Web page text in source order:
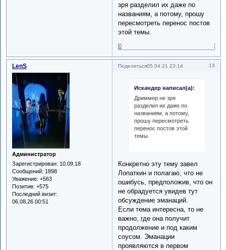
зря разделил их даже по
названиям, а потому, прошу
пересмотреть перенос постов
этой темы.
0
Поделиться 13
05.04.21 23:14
LenS
Администратор
Зарегистрирован: 10.09.18
Сообщений: 1898
Уважение: +563
Позитив: +575
Последний визит:
06.08.26 00:51
Искандер написал(а):
Дриммер не зря
разделил их даже по
названиям, а потому,
прошу пересмотреть
перенос постов этой
темы.
Конкретно эту тему завел
Лопаткин и полагаю, что не
ошибусь, предположив, что он
не обрадуется увидев тут
обсуждение эманаций.
Если тема интересна, то не
важно, где она получит
продолжение и под каким
соусом. Эманации
проявляются в первом